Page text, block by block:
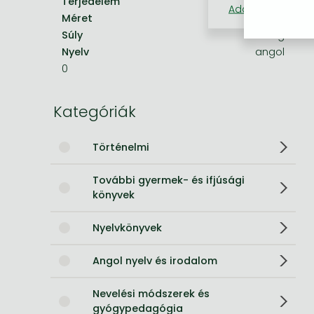
Bleach manga
One-Punch Man manga
Méret
210x148 mm
Súly
Nyelv
angol
0
Kategóriák
Történelmi
További gyermek- és ifjúsági
könyvek
Nyelvkönyvek
Angol nyelv és irodalom
Nevelési módszerek és
gyógypedagógia
Adatkezelési